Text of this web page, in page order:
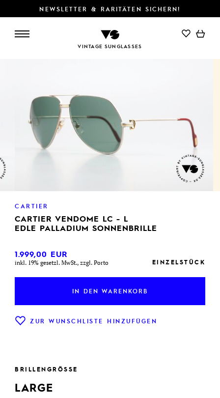
NEWSLETTER & RARITÄTEN SICHERN!
VINTAGE SUNGLASSES
IN DEN WARENKORB
CARTIER
CARTIER VENDOME LC - L
EDLE PALLADIUM SONNENBRILLE
1.999,00 EUR
inkl. 19% gesetzl. MwSt., zzgl. Porto EINZELSTÜCK
IN DEN WARENKORB
ZUR WUNSCHLISTE HINZUFÜGEN
BRILLENGRÖSSE
LARGE